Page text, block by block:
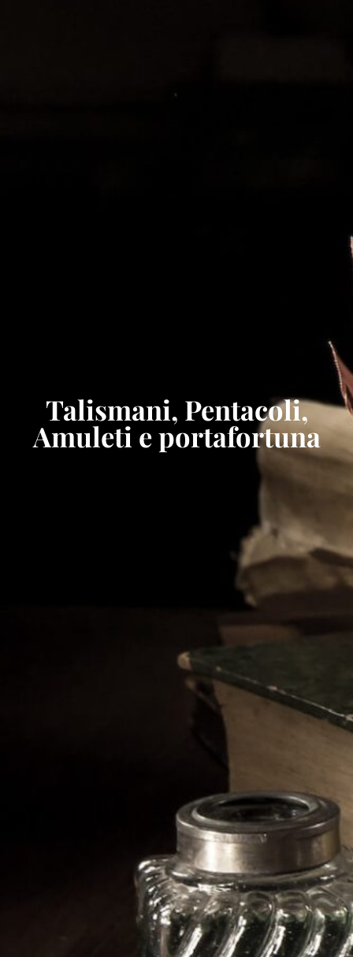
Talismani, Pentacoli,
Amuleti e portafortuna